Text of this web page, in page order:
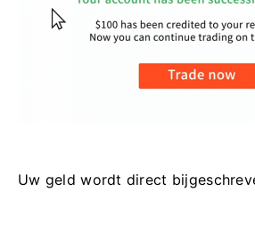
Uw geld wordt direct